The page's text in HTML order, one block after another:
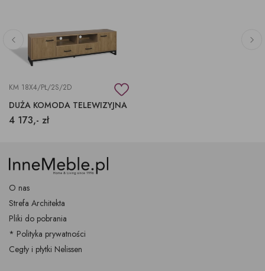
KM 18X4/PŁ/2S/2D
DUŻA KOMODA TELEWIZYJNA
4 173,- zł
O nas
Strefa Architekta
Pliki do pobrania
* Polityka prywatności
Cegły i płytki Nelissen